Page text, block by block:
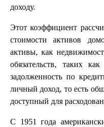
доходу.
Этот коэффициент
стоимости активов
активы, как
обязательств, таких
задолженность по
личный доход, то есть
доступный для
С 1951 года